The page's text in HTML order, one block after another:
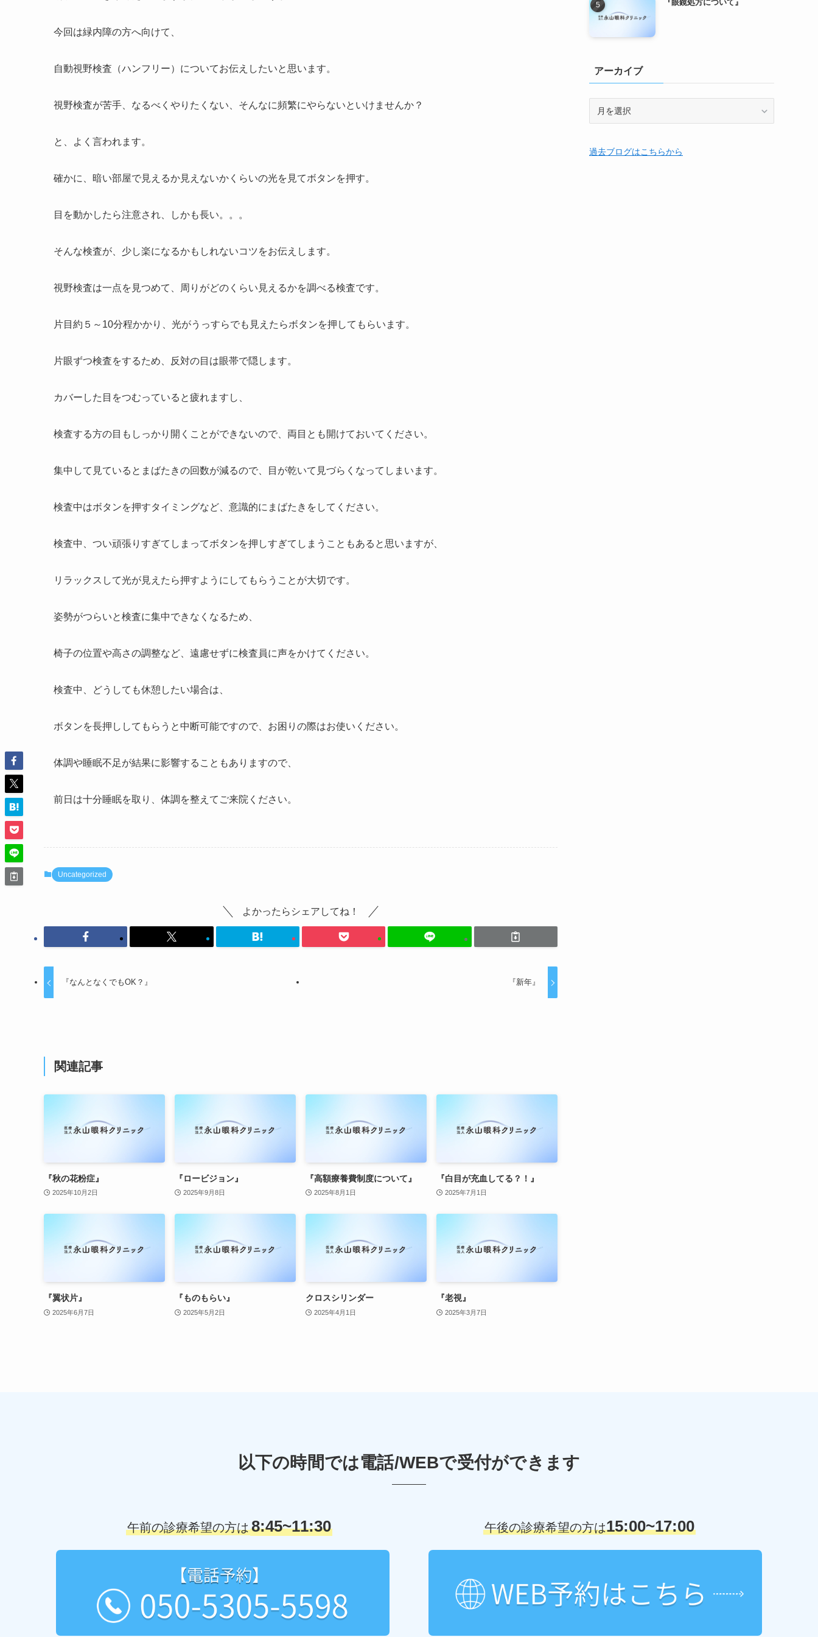
今回は緑内障の方へ向けて、
自動視野検査（ハンフリー）についてお伝えしたいと思います。
視野検査が苦手、なるべくやりたくない、そんなに頻繁にやらないといけませんか？
と、よく言われます。
確かに、暗い部屋で見えるか見えないかくらいの光を見てボタンを押す。
目を動かしたら注意され、しかも長い。。。
そんな検査が、少し楽になるかもしれないコツをお伝えします。
視野検査は一点を見つめて、周りがどのくらい見えるかを調べる検査です。
片目約５～10分程かかり、光がうっすらでも見えたらボタンを押してもらいます。
片眼ずつ検査をするため、反対の目は眼帯で隠します。
カバーした目をつむっていると疲れますし、
検査する方の目もしっかり開くことができないので、両目とも開けておいてください。
集中して見ているとまばたきの回数が減るので、目が乾いて見づらくなってしまいます。
検査中はボタンを押すタイミングなど、意識的にまばたきをしてください。
検査中、つい頑張りすぎてしまってボタンを押しすぎてしまうこともあると思いますが、
リラックスして光が見えたら押すようにしてもらうことが大切です。
姿勢がつらいと検査に集中できなくなるため、
椅子の位置や高さの調整など、遠慮せずに検査員に声をかけてください。
検査中、どうしても休憩したい場合は、
ボタンを長押ししてもらうと中断可能ですので、お困りの際はお使いください。
体調や睡眠不足が結果に影響することもありますので、
前日は十分睡眠を取り、体調を整えてご来院ください。
Uncategorized
よかったらシェアしてね！
『なんとなくでもOK？』 『新年』
関連記事
『秋の花粉症』
2025年10月2日
『ロービジョン』
2025年9月8日
『高額療養費制度について』
2025年8月1日
『白目が充血してる？！』
2025年7月1日
『翼状片』
2025年6月7日
『ものもらい』
2025年5月2日
クロスシリンダー
2025年4月1日
『老視』
2025年3月7日
『眼鏡処方について』
アーカイブ
ブ
過去ブログはこちらから
以下の時間では電話/WEBで受付ができます
午前の診療希望の方は8:45~11:30 午後の診療希望の方は15:00~17:00